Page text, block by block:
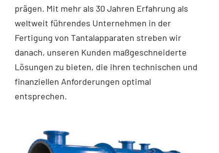
prägen. Mit mehr als 30 Jahren Erfahrung als
weltweit führendes Unternehmen in der
Fertigung von Tantalapparaten streben wir
danach, unseren Kunden maßgeschneiderte
Lösungen zu bieten, die ihren technischen und
finanziellen Anforderungen optimal
entsprechen.